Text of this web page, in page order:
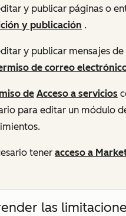
y publicar páginas o
y publicación .
y publicar mensajes
de correo
de Acceso a servicios
para editar un módulo
tener acceso a
las